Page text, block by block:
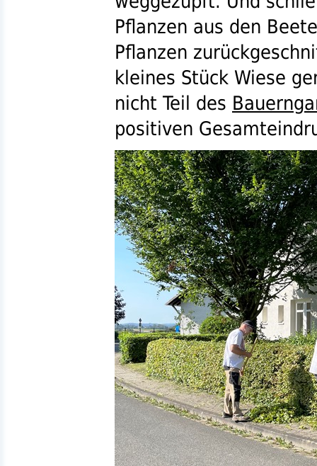
Pflanzen aus den
Pflanzen
kleines Stück Wiese
nicht Teil des
positiven